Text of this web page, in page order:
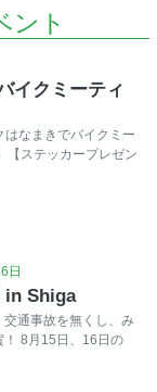
ント
イクミーティ
なまきでバイクミー
【ステッカープレゼン
日
in Shiga
交通事故を無くし、み
！ 8月15日、16日の